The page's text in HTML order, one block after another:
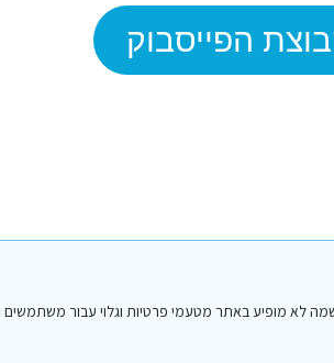
הפייסבוק
או חברות קבוצת הפייסבוק "סיני טיפים והמלצות" לפני 3 שנים. שמו או שמה לא מופיע באתר מטעמי פרטיות